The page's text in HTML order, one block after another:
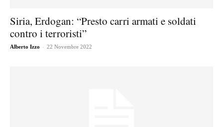
Siria, Erdogan: “Presto carri armati e soldati
contro i terroristi”
Alberto Izzo - 22 Novembre 2022